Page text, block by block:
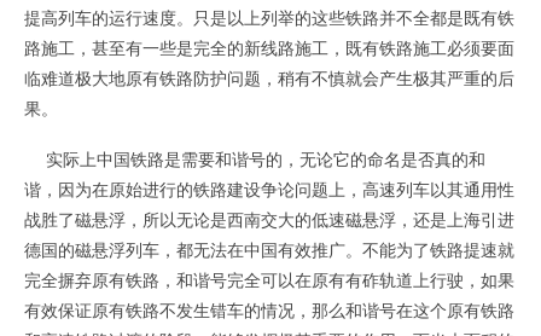
提高列车的运行速度。只是以上列举的这些铁路并不全都是既有铁
路施工，甚至有一些是完全的新线路施工，既有铁路施工必须要面
临难道极大地原有铁路防护问题，稍有不慎就会产生极其严重的后
果。
实际上中国铁路是需要和谐号的，无论它的命名是否真的和
谐，因为在原始进行的铁路建设争论问题上，高速列车以其通用性
战胜了磁悬浮，所以无论是西南交大的低速磁悬浮，还是上海引进
德国的磁悬浮列车，都无法在中国有效推广。不能为了铁路提速就
完全摒弃原有铁路，和谐号完全可以在原有有砟轨道上行驶，如果
有效保证原有铁路不发生错车的情况，那么和谐号在这个原有铁路